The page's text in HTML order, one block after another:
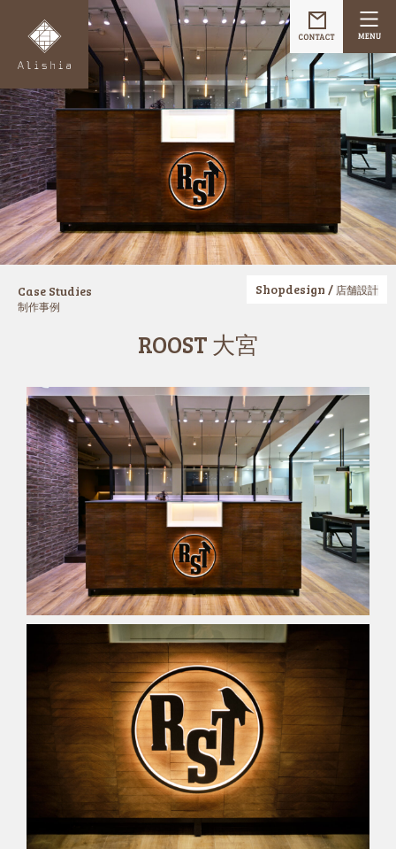
Case Studies
制作事例
Shopdesign / 店舗設計
ROOST 大宮